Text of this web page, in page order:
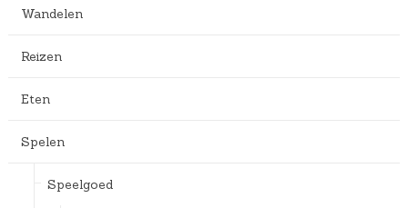
Wandelen
Reizen
Eten
Spelen
Speelgoed